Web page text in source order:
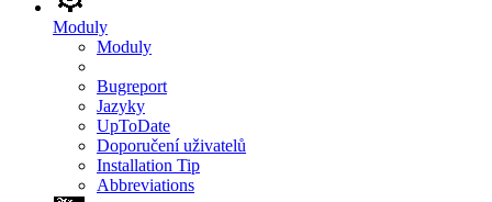
Moduly
Moduly
Bugreport
Jazyky
UpToDate
Doporučení uživatelů
Installation Tip
Abbreviations